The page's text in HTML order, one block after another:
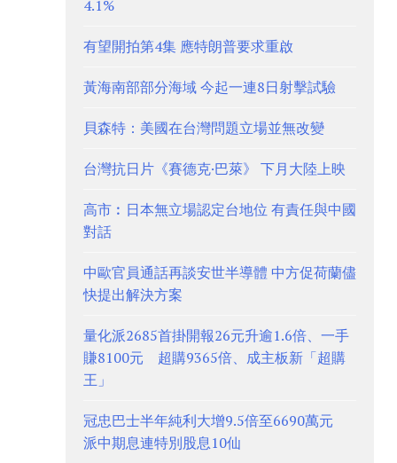
4.1%
有望開拍第4集 應特朗普要求重啟
黃海南部部分海域 今起一連8日射擊試驗
貝森特：美國在台灣問題立場並無改變
台灣抗日片《賽德克·巴萊》 下月大陸上映
高市︰日本無立場認定台地位 有責任與中國
對話
中歐官員通話再談安世半導體 中方促荷蘭儘
快提出解決方案
量化派2685首掛開報26元升逾1.6倍、一手
賺8100元 超購9365倍、成主板新「超購
王」
冠忠巴士半年純利大增9.5倍至6690萬元
派中期息連特別股息10仙